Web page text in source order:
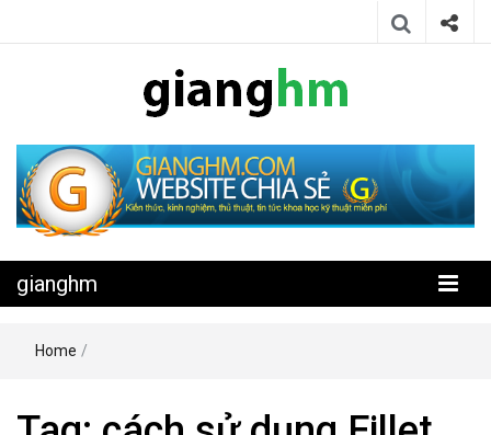
gianghm
kỹ thuật miễn phí
gianghm
Home /